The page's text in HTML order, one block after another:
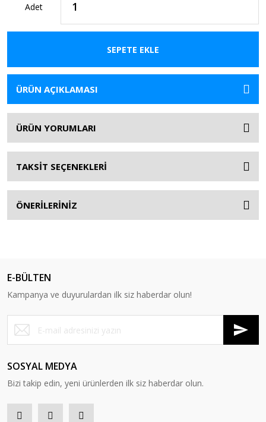
Adet
SEPETE EKLE
ÜRÜN AÇIKLAMASI
ÜRÜN YORUMLARI
TAKSİT SEÇENEKLERİ
ÖNERİLERİNİZ
E-BÜLTEN
Kampanya ve duyurulardan ilk siz haberdar olun!
SOSYAL MEDYA
Bizi takip edin, yeni ürünlerden ilk siz haberdar olun.